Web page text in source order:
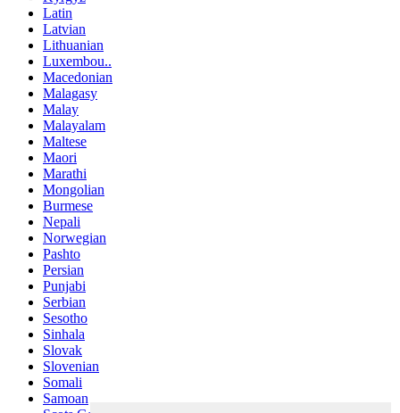
Latin
Latvian
Lithuanian
Luxembou..
Macedonian
Malagasy
Malay
Malayalam
Maltese
Maori
Marathi
Mongolian
Burmese
Nepali
Norwegian
Pashto
Persian
Punjabi
Serbian
Sesotho
Sinhala
Slovak
Slovenian
Somali
Samoan